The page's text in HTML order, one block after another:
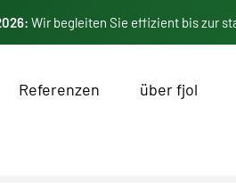
Wir begleiten Sie effizient bis zur
Referenzen über fjol